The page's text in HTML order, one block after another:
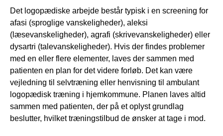
Det logopædiske arbejde består typisk i en screening for
afasi (sproglige vanskeligheder), aleksi
(læsevanskeligheder), agrafi (skrivevanskeligheder) eller
dysartri (talevanskeligheder). Hvis der findes problemer
med en eller flere elementer, laves der sammen med
patienten en plan for det videre forløb. Det kan være
vejledning til selvtræning eller henvisning til ambulant
logopædisk træning i hjemkommune. Planen laves altid
sammen med patienten, der på et oplyst grundlag
beslutter, hvilket træningstilbud de ønsker at tage i mod.